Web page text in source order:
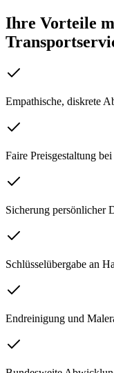
Ihre Vorteile
Empathische, diskrete
Faire Preisgestaltung
Sicherung persönlicher
Schlüsselübergabe an
Endreinigung und